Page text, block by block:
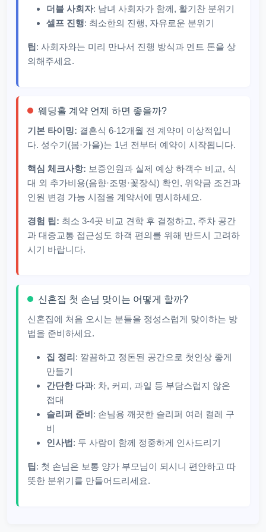
더블 사회자: 남녀 사회자가 함께, 활기찬 분위기
셀프 진행: 최소한의 진행, 자유로운 분위기
팁 : 사회자와는 미리 만나서 진행 방식과 멘트 톤을 상
의해주세요.
웨딩홀 계약 언제 하면 좋을까?
기본 타이밍: 결혼식 6-12개월 전 계약이 이상적입니
다. 성수기(봄·가을)는 1년 전부터 예약이 시작됩니다.
핵심 체크사항: 보증인원과 실제 예상 하객수 비교, 식
대 외 추가비용(음향·조명·꽃장식) 확인, 위약금 조건과
인원 변경 가능 시점을 계약서에 명시하세요.
경험 팁: 최소 3-4곳 비교 견학 후 결정하고, 주차 공간
과 대중교통 접근성도 하객 편의를 위해 반드시 고려하
시기 바랍니다.
신혼집 첫 손님 맞이는 어떻게 할까?
신혼집에 처음 오시는 분들을 정성스럽게 맞이하는 방
법을 준비하세요.
집 정리: 깔끔하고 정돈된 공간으로 첫인상 좋게
만들기
간단한 다과: 차, 커피, 과일 등 부담스럽지 않은
접대
슬리퍼 준비: 손님용 깨끗한 슬리퍼 여러 켤레 구
비
인사법 : 두 사람이 함께 정중하게 인사드리기
팁 : 첫 손님은 보통 양가 부모님이 되시니 편안하고 따
뜻한 분위기를 만들어드리세요.